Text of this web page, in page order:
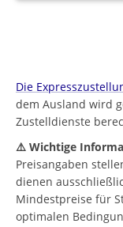
Die
dem Ausland wird
Zustelldienste
⚠️ Wichtige
Preisangaben
dienen
Mindestpreise für
optimalen